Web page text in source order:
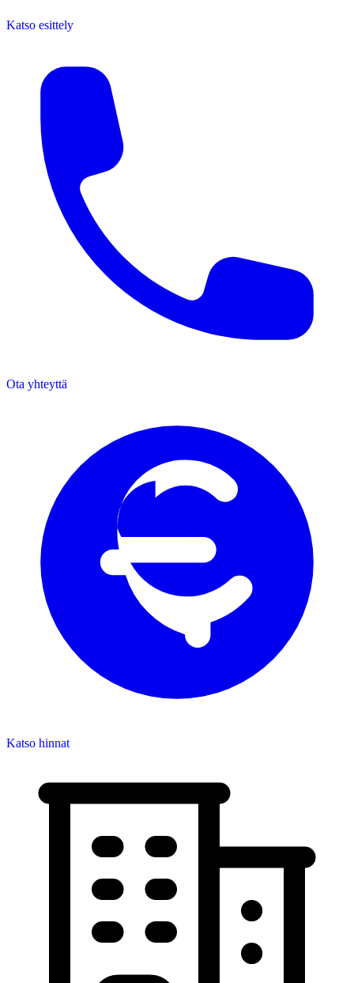
Katso esittely
Ota yhteyttä
Katso hinnat